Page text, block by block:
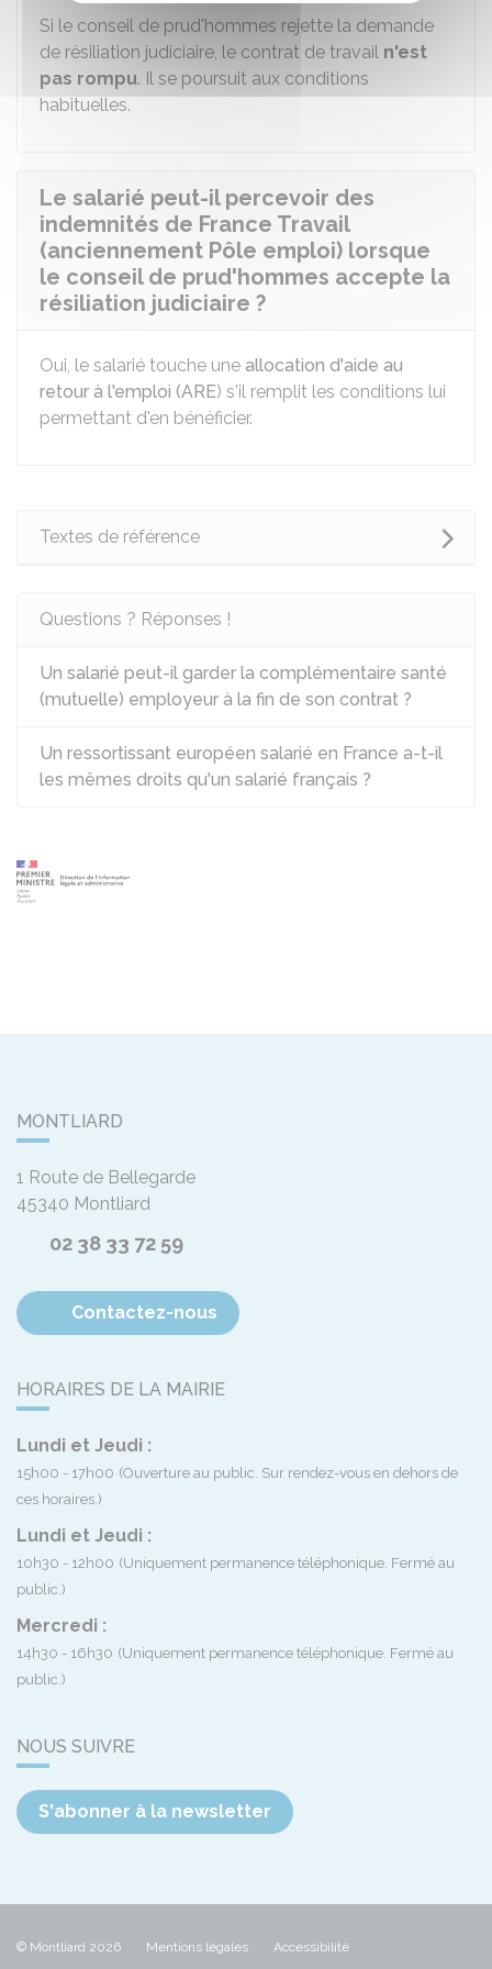
Si le conseil de prud'hommes rejette la demande
de résiliation judiciaire, le contrat de travail n'est
pas rompu. Il se poursuit aux conditions
habituelles.
Le salarié peut-il percevoir des
indemnités de France Travail
(anciennement Pôle emploi) lorsque
le conseil de prud'hommes accepte la
résiliation judiciaire ?
Oui, le salarié touche une allocation d'aide au
retour à l'emploi (ARE) s'il remplit les conditions lui
permettant d'en bénéficier.
Textes de référence
Questions ? Réponses !
Un salarié peut-il garder la complémentaire santé
(mutuelle) employeur à la fin de son contrat ?
Un ressortissant européen salarié en France a-t-il
les mêmes droits qu'un salarié français ?
MONTLIARD
1 Route de Bellegarde
45340 Montliard
02 38 33 72 59
Contactez-nous
HORAIRES DE LA MAIRIE
Lundi et Jeudi :
15h00 - 17h00 (Ouverture au public. Sur rendez-vous en dehors de
ces horaires.)
Lundi et Jeudi :
10h30 - 12h00 (Uniquement permanence téléphonique. Fermé au
public.)
Mercredi :
14h30 - 16h30 (Uniquement permanence téléphonique. Fermé au
public.)
NOUS SUIVRE
S'abonner à la newsletter
© Montliard 2026 Mentions légales
Accessibilité